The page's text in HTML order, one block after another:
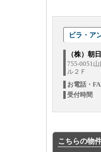
ビラ・ア
（株）朝
755-0051
ル２Ｆ
お電話・
受付時間
こちらの物